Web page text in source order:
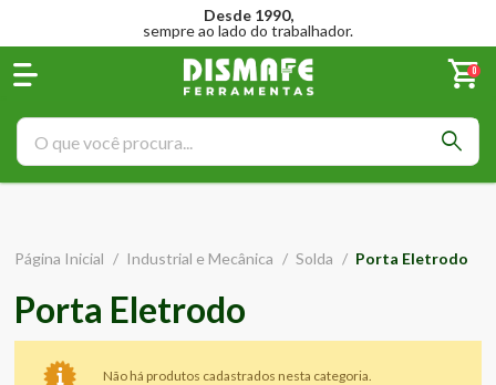
Desde 1990,
sempre ao lado do trabalhador.
0
Página Inicial / Industrial e Mecânica / Solda / Porta Eletrodo
Porta Eletrodo
Não há produtos cadastrados nesta categoria.